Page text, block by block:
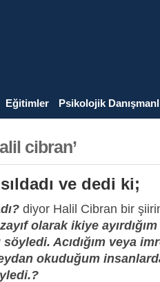
Eğitimler Psikolojik
cibran’
ve dedi ki;
diyor Halil Cibran bir
olarak ikiye
Acıdığım veya
okuduğum